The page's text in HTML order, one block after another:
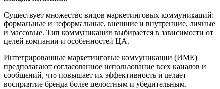
Существует множество видов маркетинговых коммуникаций:
формальные и неформальные, внешние и внутренние, личные
и массовые. Тип коммуникации выбирается в зависимости от
целей компании и особенностей ЦА.
Интегрированные маркетинговые коммуникации (ИМК)
предполагают согласованное использование всех каналов и
сообщений, что повышает их эффективность и делает
восприятие бренда более целостным и убедительным.